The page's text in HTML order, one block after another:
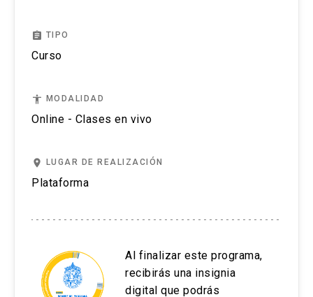
assignment TIPO
Curso
accessibility MODALIDAD
Online - Clases en vivo
place LUGAR DE REALIZACIÓN
Plataforma
Al finalizar este programa,
recibirás una insignia
digital que podrás